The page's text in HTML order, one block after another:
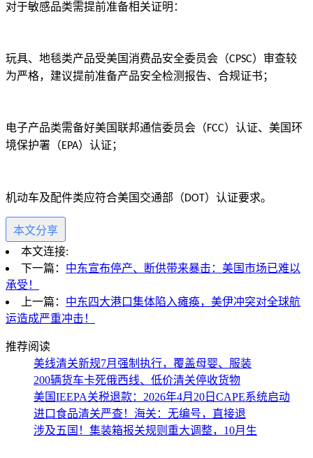
对于敏感品类需提前准备相关证明：
玩具、地毯类产品受美国消费品安全委员会（CPSC）审查较
为严格，建议提前准备产品安全检测报告、合规证书；
电子产品类需备好美国联邦通信委员会（FCC）认证、美国环
境保护署（EPA）认证；
机动车及配件类应符合美国交通部（DOT）认证要求。
本文分享
本文连接:
下一篇： 中东宣布停产、断供带来暴击：美国市场已难以
承受！
上一篇： 中东四大港口集体陷入瘫痪，美伊冲突对全球航
运造成严重冲击！
推荐阅读
美线清关新规7月强制执行，覆盖母婴、服装
200辆货车卡死俄西线、低价清关停收货物
美国IEEPA关税退款：2026年4月20日CAPE系统启动
进口食品清关严查！海关：无编号，直接退
涉及五国！集装箱报关规则重大调整，10月生